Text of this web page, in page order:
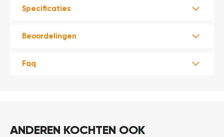
Specificaties
Beoordelingen
Faq
ANDEREN KOCHTEN OOK